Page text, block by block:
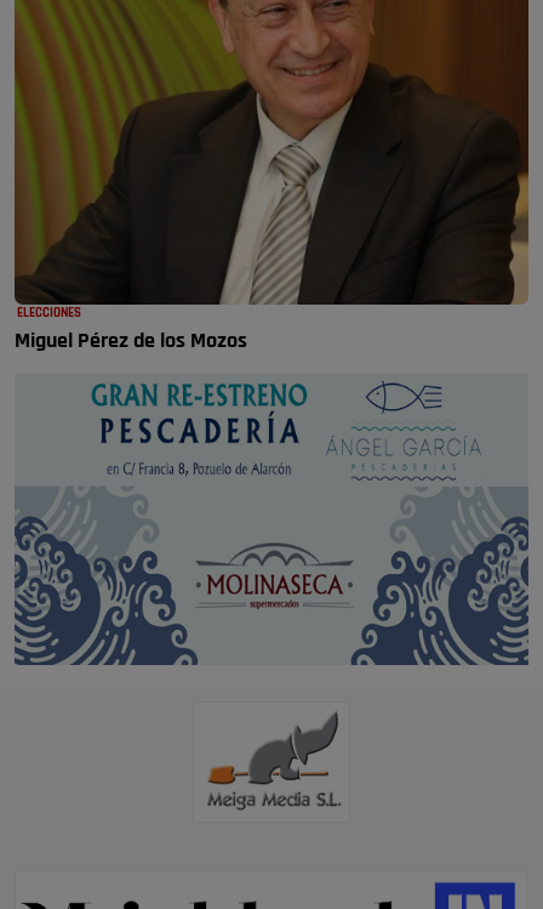
ELECCIONES
Miguel Pérez de los Mozos